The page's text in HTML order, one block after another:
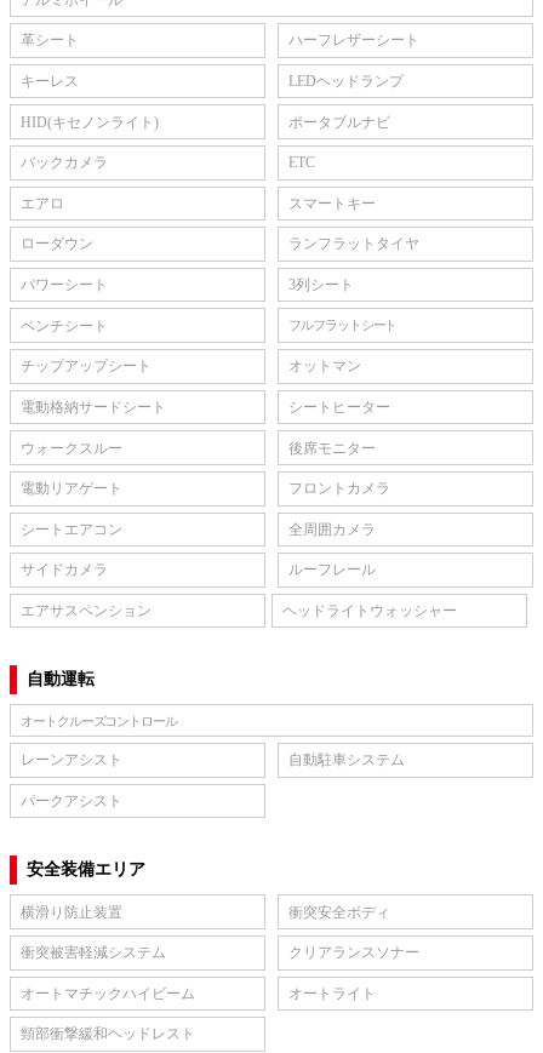
革シート ハーフレザーシート
キーレス LEDヘッドランプ
HID(キセノンライト) ポータブルナビ
バックカメラ ETC
エアロ スマートキー
ローダウン ランフラットタイヤ
パワーシート 3列シート
ベンチシート フルフラットシート
チップアップシート オットマン
電動格納サードシート シートヒーター
ウォークスルー 後席モニター
電動リアゲート フロントカメラ
シートエアコン 全周囲カメラ
サイドカメラ ルーフレール
エアサスペンション ヘッドライトウォッシャー
自動運転
オートクルーズコントロール
レーンアシスト 自動駐車システム
パークアシスト
安全装備エリア
横滑り防止装置 衝突安全ボディ
衝突被害軽減システム クリアランスソナー
オートマチックハイビーム オートライト
頸部衝撃緩和ヘッドレスト